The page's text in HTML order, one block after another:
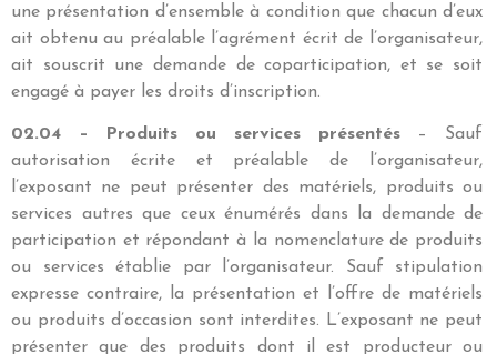
une présentation d’ensemble à condition que chacun d’eux
ait obtenu au préalable l’agrément écrit de l’organisateur,
ait souscrit une demande de coparticipation, et se soit
engagé à payer les droits d’inscription.
02.04 – Produits ou services présentés– Sauf
autorisation écrite et préalable de l’organisateur,
l’exposant ne peut présenter des matériels, produits ou
services autres que ceux énumérés dans la demande de
participation et répondant à la nomenclature de produits
ou services établie par l’organisateur. Sauf stipulation
expresse contraire, la présentation et l’offre de matériels
ou produits d’occasion sont interdites. L’exposant ne peut
présenter que des produits dont il est producteur ou